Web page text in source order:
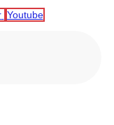
Youtube